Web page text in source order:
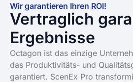
Wir garantieren Ihren ROI!
Vertraglich
Ergebnisse
Octagon ist das einzige
das Produktivitäts- und
garantiert. ScenEx Pro